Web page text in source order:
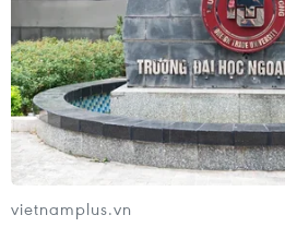
Bắc vươn xa hơn tầm Đông
07/08/2026 16:54
ASEAN Cup 2026: Tuyển Việt
thẳng tiến vào bán kết với
nhất bảng
vietnamplus.vn